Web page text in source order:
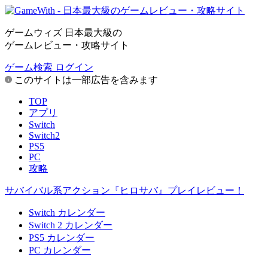
ゲームウィズ 日本最大級の
ゲームレビュー・攻略サイト
ゲーム検索 ログイン
このサイトは一部広告を含みます
TOP
アプリ
Switch
Switch2
PS5
PC
攻略
サバイバル系アクション『ヒロサバ』プレイレビュー！
Switch カレンダー
Switch 2 カレンダー
PS5 カレンダー
PC カレンダー